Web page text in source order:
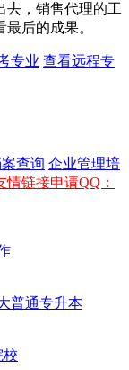
去，销售代理的工
后的成果。​
专业 查看远程专
查询 企业管理培
情链接申请QQ：
普通专升本
校